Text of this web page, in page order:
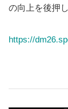
の向上を後押
https://